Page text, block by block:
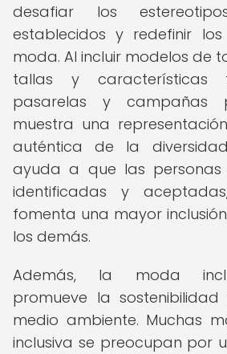
desafiar los
establecidos y redefinir
moda. Al incluir modelos de
tallas y características
pasarelas y campañas
muestra una
auténtica de la
ayuda a que las personas
identificadas y
fomenta una mayor
los demás.
Además, la moda
promueve la
medio ambiente. Muchas
inclusiva se preocupan por